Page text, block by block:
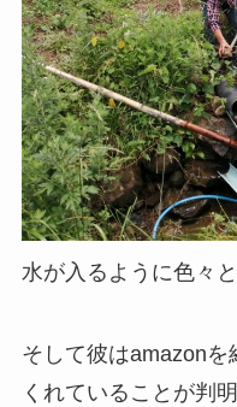
水が入るように色々
そして彼はamazon
くれていることが判